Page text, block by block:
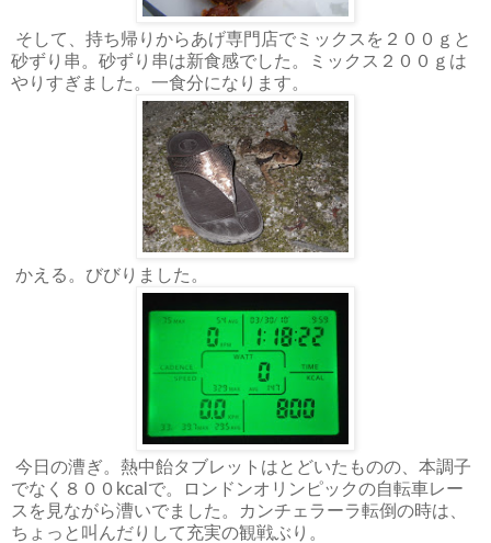
そして、持ち帰りからあげ専門店でミックスを２００ｇと
砂ずり串。砂ずり串は新食感でした。ミックス２００ｇは
やりすぎました。一食分になります。
かえる。びびりました。
今日の漕ぎ。熱中飴タブレットはとどいたものの、本調子
でなく８００kcalで。ロンドンオリンピックの自転車レー
スを見ながら漕いでました。カンチェラーラ転倒の時は、
ちょっと叫んだりして充実の観戦ぶり。